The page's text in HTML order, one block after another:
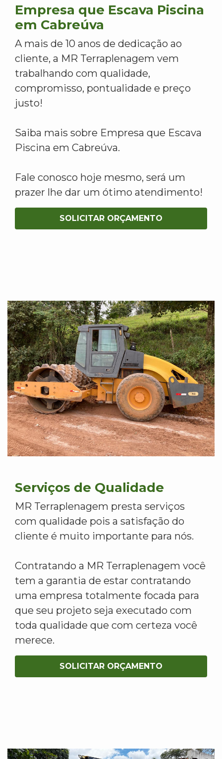
Empresa que Escava Piscina
em Cabreúva
A mais de 10 anos de dedicação ao
cliente, a MR Terraplenagem vem
trabalhando com qualidade,
compromisso, pontualidade e preço
justo!
Saiba mais sobre Empresa que Escava
Piscina em Cabreúva.
Fale conosco hoje mesmo, será um
prazer lhe dar um ótimo atendimento!
SOLICITAR ORÇAMENTO
Serviços de Qualidade
MR Terraplenagem presta serviços
com qualidade pois a satisfação do
cliente é muito importante para nós.
Contratando a MR Terraplenagem você
tem a garantia de estar contratando
uma empresa totalmente focada para
que seu projeto seja executado com
toda qualidade que com certeza você
merece.
SOLICITAR ORÇAMENTO